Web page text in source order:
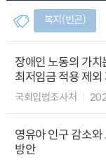
복지(빈곤)
장애인 노동의 가
최저임금 적용 제
국회입법조사처
영유아 인구 감소
방안